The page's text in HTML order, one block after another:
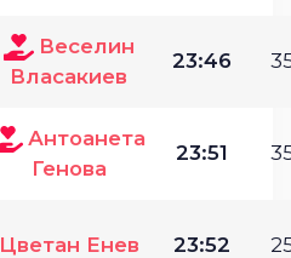
Веселин
Власакиев
23:46
Антоанета
Генова
23:51
Цветан Енев 23:52